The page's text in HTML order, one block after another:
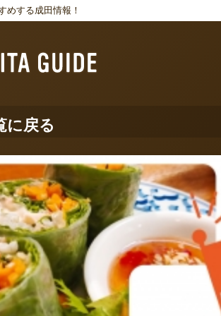
めする成田情報！
に戻る